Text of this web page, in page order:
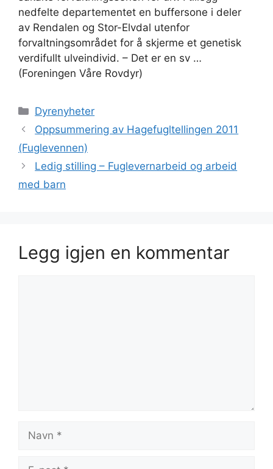
nedfelte departementet en buffersone i deler
av Rendalen og Stor-Elvdal utenfor
forvaltningsområdet for å skjerme et genetisk
verdifullt ulveindivid. – Det er en sv …
(Foreningen Våre Rovdyr)
Kategorier
Dyrenyheter
Oppsummering av Hagefugltellingen 2011
(Fuglevennen)
Ledig stilling – Fuglevernarbeid og arbeid
med barn
Legg igjen en kommentar